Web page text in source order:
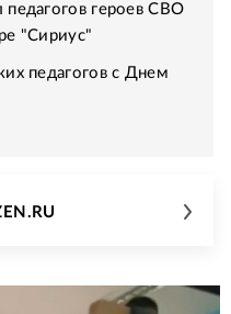
героев СВО
"Сириус"
педагогов с Днем